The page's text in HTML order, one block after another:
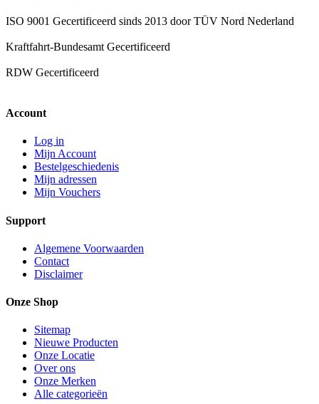
ISO 9001 Gecertificeerd sinds 2013 door TÜV Nord Nederland
Kraftfahrt-Bundesamt Gecertificeerd
RDW Gecertificeerd
Account
Log in
Mijn Account
Bestelgeschiedenis
Mijn adressen
Mijn Vouchers
Support
Algemene Voorwaarden
Contact
Disclaimer
Onze Shop
Sitemap
Nieuwe Producten
Onze Locatie
Over ons
Onze Merken
Alle categorieën